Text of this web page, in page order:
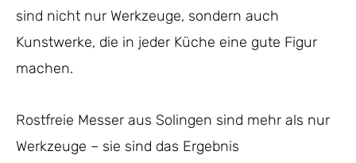
sind nicht nur Werkzeuge, sondern auch
Kunstwerke, die in jeder Küche eine gute Figur
machen.
Rostfreie Messer aus Solingen sind mehr als nur
Werkzeuge – sie sind das Ergebnis